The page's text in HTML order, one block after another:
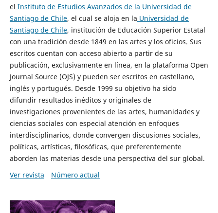
el Instituto de Estudios Avanzados de la Universidad de
Santiago de Chile, el cual se aloja en la Universidad de
Santiago de Chile, institución de Educación Superior Estatal
con una tradición desde 1849 en las artes y los oficios. Sus
escritos cuentan con acceso abierto a partir de su
publicación, exclusivamente en línea, en la plataforma Open
Journal Source (OJS) y pueden ser escritos en castellano,
inglés y portugués. Desde 1999 su objetivo ha sido
difundir resultados inéditos y originales de
investigaciones provenientes de las artes, humanidades y
ciencias sociales con especial atención en enfoques
interdisciplinarios, donde convergen discusiones sociales,
políticas, artísticas, filosóficas, que preferentemente
aborden las materias desde una perspectiva del sur global.
Ver revista
Número actual